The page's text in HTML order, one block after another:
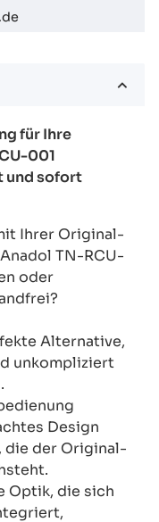
für Ihre
001
und sofort
Ihrer Original-
TN-RCU-
oder
Alternative,
unkompliziert
Design
die der Original-
Optik, die sich